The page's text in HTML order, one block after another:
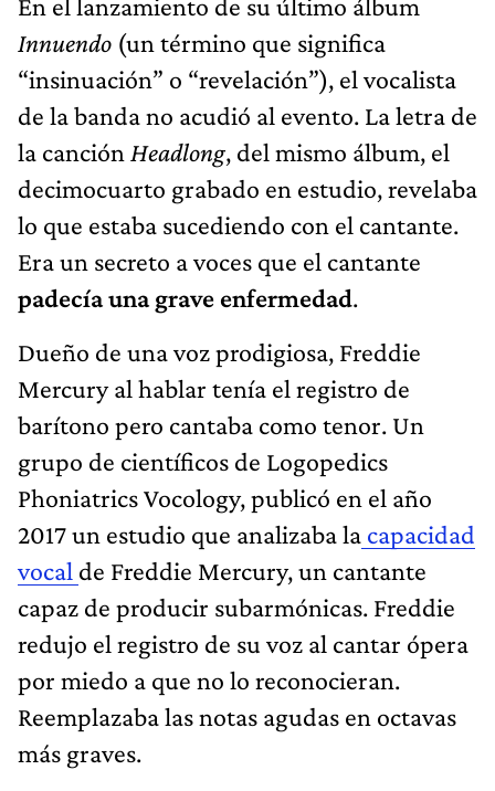
En el lanzamiento de su último álbum
Innuendo (un término que significa
“insinuación” o “revelación”), el vocalista
de la banda no acudió al evento. La letra de
la canción Headlong, del mismo álbum, el
decimocuarto grabado en estudio, revelaba
lo que estaba sucediendo con el cantante.
Era un secreto a voces que el cantante
padecía una grave enfermedad.
Dueño de una voz prodigiosa, Freddie
Mercury al hablar tenía el registro de
barítono pero cantaba como tenor. Un
grupo de científicos de Logopedics
Phoniatrics Vocology, publicó en el año
2017 un estudio que analizaba la capacidad
vocal de Freddie Mercury, un cantante
capaz de producir subarmónicas. Freddie
redujo el registro de su voz al cantar ópera
por miedo a que no lo reconocieran.
Reemplazaba las notas agudas en octavas
más graves.